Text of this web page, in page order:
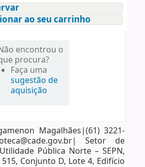
ao seu carrinho
encontrou o
procura?
Faça uma
sugestão de
aquisição
Magalhães|(61) 3221-
Setor de
Pública Norte – SEPN,
Conjunto D, Lote 4, Edifício